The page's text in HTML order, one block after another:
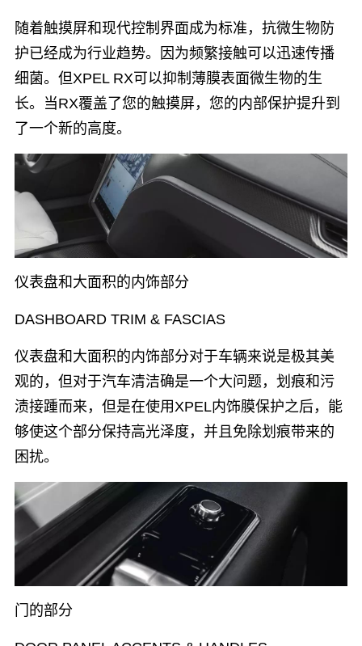
随着触摸屏和现代控制界面成为标准，抗微生物防
护已经成为行业趋势。因为频繁接触可以迅速传播
细菌。但XPEL RX可以抑制薄膜表面微生物的生
长。当RX覆盖了您的触摸屏，您的内部保护提升到
了一个新的高度。
仪表盘和大面积的内饰部分
DASHBOARD TRIM & FASCIAS
仪表盘和大面积的内饰部分对于车辆来说是极其美
观的，但对于汽车清洁确是一个大问题，划痕和污
渍接踵而来，但是在使用XPEL内饰膜保护之后，能
够使这个部分保持高光泽度，并且免除划痕带来的
困扰。
门的部分